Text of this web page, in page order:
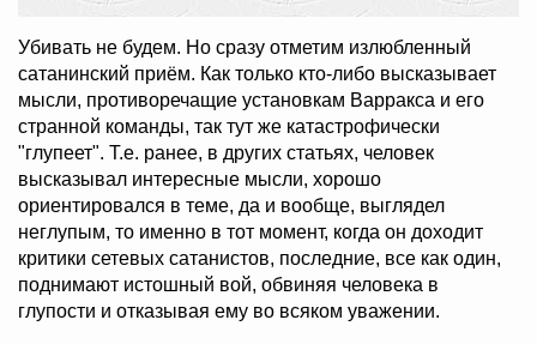
Убивать не будем. Но сразу отметим излюбленный
сатанинский приём. Как только кто-либо высказывает
мысли, противоречащие установкам Варракса и его
странной команды, так тут же катастрофически
"глупеет". Т.е. ранее, в других статьях, человек
высказывал интересные мысли, хорошо
ориентировался в теме, да и вообще, выглядел
неглупым, то именно в тот момент, когда он доходит
критики сетевых сатанистов, последние, все как один,
поднимают истошный вой, обвиняя человека в
глупости и отказывая ему во всяком уважении.